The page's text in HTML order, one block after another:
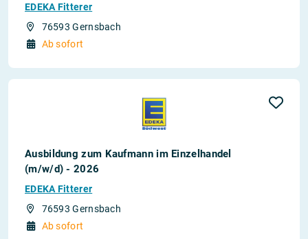
EDEKA Fitterer
76593 Gernsbach
Ab sofort
Ausbildung zum Kaufmann im Einzelhandel
(m/w/d) - 2026
EDEKA Fitterer
76593 Gernsbach
Ab sofort